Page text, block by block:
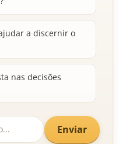
a discernir o
nas decisões
Enviar